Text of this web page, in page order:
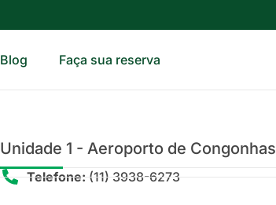
Blog Faça sua reserva
Unidade 1 - Aeroporto de Congonhas
Telefone: (11) 3938-6273